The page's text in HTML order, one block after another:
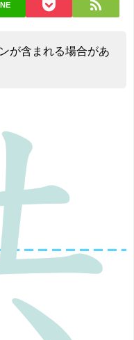
が含まれる場合があ